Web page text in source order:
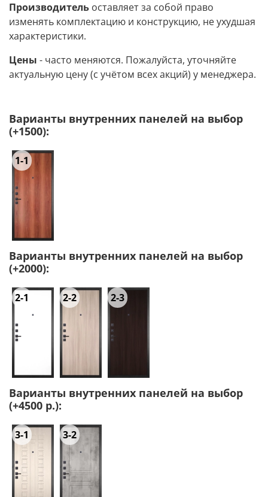
Производитель оставляет за собой право
изменять комплектацию и конструкцию, не ухудшая
характеристики.
Цены - часто меняются. Пожалуйста, уточняйте
актуальную цену (с учётом всех акций) у менеджера.
Варианты внутренних панелей на выбор
(+1500):
1-1
Варианты внутренних панелей на выбор
(+2000):
2-1 2-2 2-3
Варианты внутренних панелей на выбор
(+4500 р.):
3-1 3-2